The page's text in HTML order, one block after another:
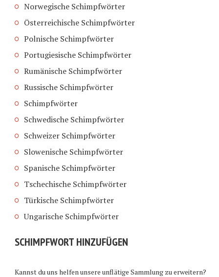
Norwegische Schimpfwörter
Österreichische Schimpfwörter
Polnische Schimpfwörter
Portugiesische Schimpfwörter
Rumänische Schimpfwörter
Russische Schimpfwörter
Schimpfwörter
Schwedische Schimpfwörter
Schweizer Schimpfwörter
Slowenische Schimpfwörter
Spanische Schimpfwörter
Tschechische Schimpfwörter
Türkische Schimpfwörter
Ungarische Schimpfwörter
SCHIMPFWORT HINZUFÜGEN
Kannst du uns helfen unsere unflätige Sammlung zu erweitern?